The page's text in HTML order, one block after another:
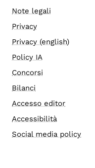
Note legali
Privacy
Privacy (english)
Policy IA
Concorsi
Bilanci
Accesso editor
Accessibilità
Social media policy